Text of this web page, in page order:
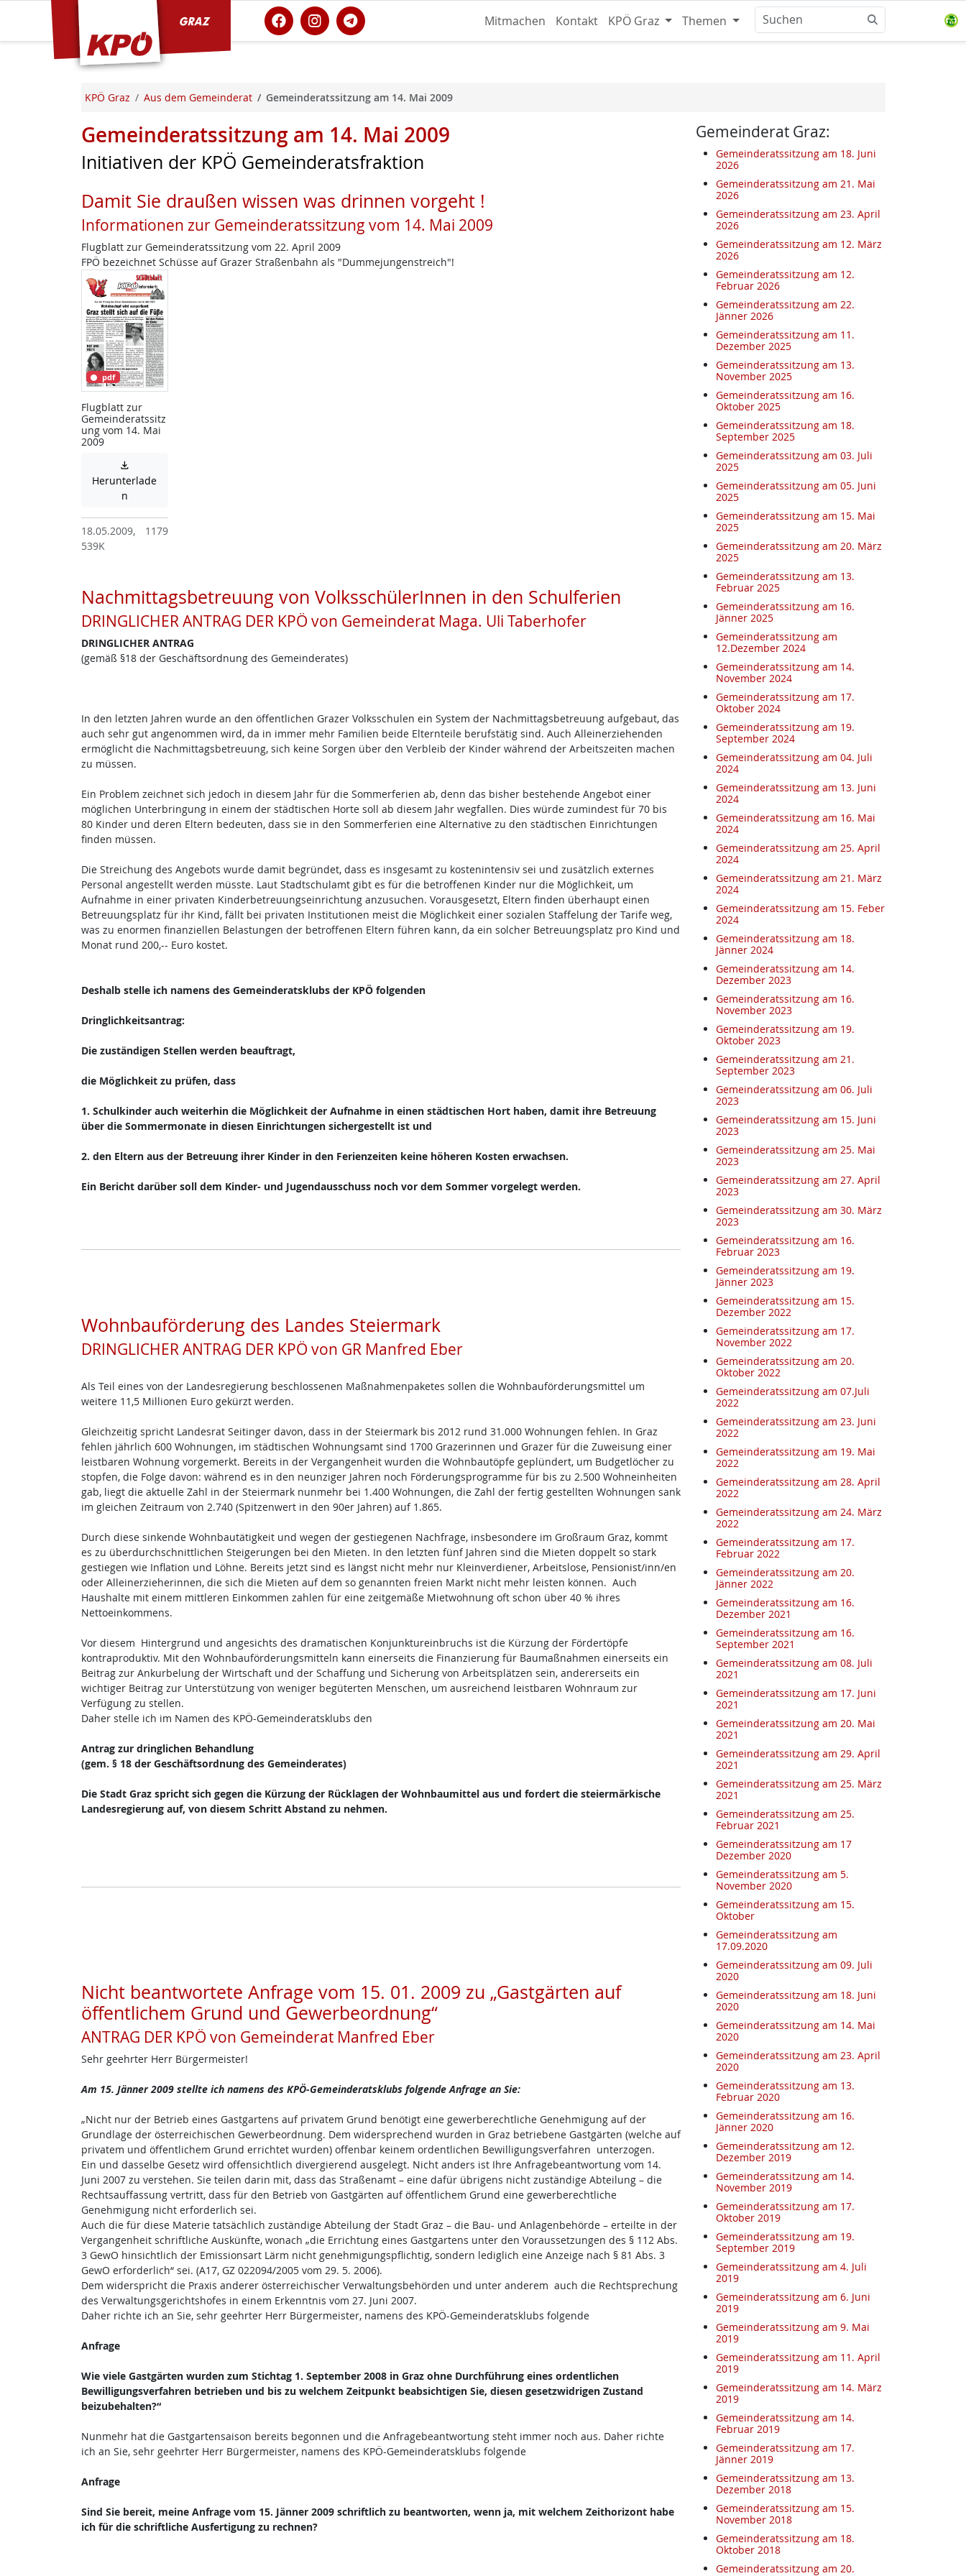
Mitmachen Kontakt KPÖ Graz Themen
KPÖ Graz Aus dem Gemeinderat Gemeinderatssitzung am 14. Mai 2009
Gemeinderatssitzung am 14. Mai 2009
Initiativen der KPÖ Gemeinderatsfraktion
Damit Sie draußen wissen was drinnen vorgeht !
Informationen zur Gemeinderatssitzung vom 14. Mai 2009
Flugblatt zur Gemeinderatssitzung vom 22. April 2009
FPÖ bezeichnet Schüsse auf Grazer Straßenbahn als "Dummejungenstreich"!
pdf
Flugblatt zur
Gemeinderatssitz
ung vom 14. Mai
2009

Herunterlade
nAchtung: Diese Datei enthält unter Umständen nicht barrierefreie Inhalte!
18.05.2009,
539K
1179
Nachmittagsbetreuung von VolksschülerInnen in den Schulferien
DRINGLICHER ANTRAG DER KPÖ von Gemeinderat Maga. Uli Taberhofer
DRINGLICHER ANTRAG
(gemäß §18 der Geschäftsordnung des Gemeinderates)
In den letzten Jahren wurde an den öffentlichen Grazer Volksschulen ein System der Nachmittagsbetreuung aufgebaut, das
auch sehr gut angenommen wird, da in immer mehr Familien beide Elternteile berufstätig sind. Auch Alleinerziehenden
ermöglicht die Nachmittagsbetreuung, sich keine Sorgen über den Verbleib der Kinder während der Arbeitszeiten machen
zu müssen.
Ein Problem zeichnet sich jedoch in diesem Jahr für die Sommerferien ab, denn das bisher bestehende Angebot einer
möglichen Unterbringung in einem der städtischen Horte soll ab diesem Jahr wegfallen. Dies würde zumindest für 70 bis
80 Kinder und deren Eltern bedeuten, dass sie in den Sommerferien eine Alternative zu den städtischen Einrichtungen
finden müssen.
Die Streichung des Angebots wurde damit begründet, dass es insgesamt zu kostenintensiv sei und zusätzlich externes
Personal angestellt werden müsste. Laut Stadtschulamt gibt es für die betroffenen Kinder nur die Möglichkeit, um
Aufnahme in einer privaten Kinderbetreuungseinrichtung anzusuchen. Vorausgesetzt, Eltern finden überhaupt einen
Betreuungsplatz für ihr Kind, fällt bei privaten Institutionen meist die Möglichkeit einer sozialen Staffelung der Tarife weg,
was zu enormen finanziellen Belastungen der betroffenen Eltern führen kann, da ein solcher Betreuungsplatz pro Kind und
Monat rund 200,-- Euro kostet.
Deshalb stelle ich namens des Gemeinderatsklubs der KPÖ folgenden
Dringlichkeitsantrag:
Die zuständigen Stellen werden beauftragt,
die Möglichkeit zu prüfen, dass
1. Schulkinder auch weiterhin die Möglichkeit der Aufnahme in einen städtischen Hort haben, damit ihre Betreuung
über die Sommermonate in diesen Einrichtungen sichergestellt ist und
2. den Eltern aus der Betreuung ihrer Kinder in den Ferienzeiten keine höheren Kosten erwachsen.
Ein Bericht darüber soll dem Kinder- und Jugendausschuss noch vor dem Sommer vorgelegt werden.
Wohnbauförderung des Landes Steiermark
DRINGLICHER ANTRAG DER KPÖ von GR Manfred Eber
Als Teil eines von der Landesregierung beschlossenen Maßnahmenpaketes sollen die Wohnbauförderungsmittel um
weitere 11,5 Millionen Euro gekürzt werden.
Gleichzeitig spricht Landesrat Seitinger davon, dass in der Steiermark bis 2012 rund 31.000 Wohnungen fehlen. In Graz
fehlen jährlich 600 Wohnungen, im städtischen Wohnungsamt sind 1700 Grazerinnen und Grazer für die Zuweisung einer
leistbaren Wohnung vorgemerkt. Bereits in der Vergangenheit wurden die Wohnbautöpfe geplündert, um Budgetlöcher zu
stopfen, die Folge davon: während es in den neunziger Jahren noch Förderungsprogramme für bis zu 2.500 Wohneinheiten
gab, liegt die aktuelle Zahl in der Steiermark nunmehr bei 1.400 Wohnungen, die Zahl der fertig gestellten Wohnungen sank
im gleichen Zeitraum von 2.740 (Spitzenwert in den 90er Jahren) auf 1.865.
Durch diese sinkende Wohnbautätigkeit und wegen der gestiegenen Nachfrage, insbesondere im Großraum Graz, kommt
es zu überdurchschnittlichen Steigerungen bei den Mieten. In den letzten fünf Jahren sind die Mieten doppelt so stark
gestiegen wie Inflation und Löhne. Bereits jetzt sind es längst nicht mehr nur Kleinverdiener, Arbeitslose, Pensionist/inn/en
oder Alleinerzieherinnen, die sich die Mieten auf dem so genannten freien Markt nicht mehr leisten können. Auch
Haushalte mit einem mittleren Einkommen zahlen für eine zeitgemäße Mietwohnung oft schon über 40 % ihres
Nettoeinkommens.
Vor diesem Hintergrund und angesichts des dramatischen Konjunktureinbruchs ist die Kürzung der Fördertöpfe
kontraproduktiv. Mit den Wohnbauförderungsmitteln kann einerseits die Finanzierung für Baumaßnahmen einerseits ein
Beitrag zur Ankurbelung der Wirtschaft und der Schaffung und Sicherung von Arbeitsplätzen sein, andererseits ein
wichtiger Beitrag zur Unterstützung von weniger begüterten Menschen, um ausreichend leistbaren Wohnraum zur
Verfügung zu stellen.
Daher stelle ich im Namen des KPÖ-Gemeinderatsklubs den
Antrag zur dringlichen Behandlung
(gem. § 18 der Geschäftsordnung des Gemeinderates)
Die Stadt Graz spricht sich gegen die Kürzung der Rücklagen der Wohnbaumittel aus und fordert die steiermärkische
Landesregierung auf, von diesem Schritt Abstand zu nehmen.
Nicht beantwortete Anfrage vom 15. 01. 2009 zu „Gastgärten auf
öffentlichem Grund und Gewerbeordnung“
ANTRAG DER KPÖ von Gemeinderat Manfred Eber
Sehr geehrter Herr Bürgermeister!
Am 15. Jänner 2009 stellte ich namens des KPÖ-Gemeinderatsklubs folgende Anfrage an Sie:
„Nicht nur der Betrieb eines Gastgartens auf privatem Grund benötigt eine gewerberechtliche Genehmigung auf der
Grundlage der österreichischen Gewerbeordnung. Dem widersprechend wurden in Graz betriebene Gastgärten (welche auf
privatem und öffentlichem Grund errichtet wurden) offenbar keinem ordentlichen Bewilligungsverfahren unterzogen.
Ein und dasselbe Gesetz wird offensichtlich divergierend ausgelegt. Nicht anders ist Ihre Anfragebeantwortung vom 14.
Juni 2007 zu verstehen. Sie teilen darin mit, dass das Straßenamt – eine dafür übrigens nicht zuständige Abteilung – die
Rechtsauffassung vertritt, dass für den Betrieb von Gastgärten auf öffentlichem Grund eine gewerberechtliche
Genehmigung nicht erforderlich sei.
Auch die für diese Materie tatsächlich zuständige Abteilung der Stadt Graz – die Bau- und Anlagenbehörde – erteilte in der
Vergangenheit schriftliche Auskünfte, wonach „die Errichtung eines Gastgartens unter den Voraussetzungen des § 112 Abs.
3 GewO hinsichtlich der Emissionsart Lärm nicht genehmigungspflichtig, sondern lediglich eine Anzeige nach § 81 Abs. 3
GewO erforderlich“ sei. (A17, GZ 022094/2005 vom 29. 5. 2006).
Dem widerspricht die Praxis anderer österreichischer Verwaltungsbehörden und unter anderem auch die Rechtsprechung
des Verwaltungsgerichtshofes in einem Erkenntnis vom 27. Juni 2007.
Daher richte ich an Sie, sehr geehrter Herr Bürgermeister, namens des KPÖ-Gemeinderatsklubs folgende
Anfrage
Wie viele Gastgärten wurden zum Stichtag 1. September 2008 in Graz ohne Durchführung eines ordentlichen
Bewilligungsverfahren betrieben und bis zu welchem Zeitpunkt beabsichtigen Sie, diesen gesetzwidrigen Zustand
beizubehalten?“
Nunmehr hat die Gastgartensaison bereits begonnen und die Anfragebeantwortung steht immer noch aus. Daher richte
ich an Sie, sehr geehrter Herr Bürgermeister, namens des KPÖ-Gemeinderatsklubs folgende
Anfrage
Sind Sie bereit, meine Anfrage vom 15. Jänner 2009 schriftlich zu beantworten, wenn ja, mit welchem Zeithorizont habe
ich für die schriftliche Ausfertigung zu rechnen?
Gemeinderat Graz:
Gemeinderatssitzung am 18. Juni
2026
Gemeinderatssitzung am 21. Mai
2026
Gemeinderatssitzung am 23. April
2026
Gemeinderatssitzung am 12. März
2026
Gemeinderatssitzung am 12.
Februar 2026
Gemeinderatssitzung am 22.
Jänner 2026
Gemeinderatssitzung am 11.
Dezember 2025
Gemeinderatssitzung am 13.
November 2025
Gemeinderatssitzung am 16.
Oktober 2025
Gemeinderatssitzung am 18.
September 2025
Gemeinderatssitzung am 03. Juli
2025
Gemeinderatssitzung am 05. Juni
2025
Gemeinderatssitzung am 15. Mai
2025
Gemeinderatssitzung am 20. März
2025
Gemeinderatssitzung am 13.
Februar 2025
Gemeinderatssitzung am 16.
Jänner 2025
Gemeinderatssitzung am
12.Dezember 2024
Gemeinderatssitzung am 14.
November 2024
Gemeinderatssitzung am 17.
Oktober 2024
Gemeinderatssitzung am 19.
September 2024
Gemeinderatssitzung am 04. Juli
2024
Gemeinderatssitzung am 13. Juni
2024
Gemeinderatssitzung am 16. Mai
2024
Gemeinderatssitzung am 25. April
2024
Gemeinderatssitzung am 21. März
2024
Gemeinderatssitzung am 15. Feber
2024
Gemeinderatssitzung am 18.
Jänner 2024
Gemeinderatssitzung am 14.
Dezember 2023
Gemeinderatssitzung am 16.
November 2023
Gemeinderatssitzung am 19.
Oktober 2023
Gemeinderatssitzung am 21.
September 2023
Gemeinderatssitzung am 06. Juli
2023
Gemeinderatssitzung am 15. Juni
2023
Gemeinderatssitzung am 25. Mai
2023
Gemeinderatssitzung am 27. April
2023
Gemeinderatssitzung am 30. März
2023
Gemeinderatssitzung am 16.
Februar 2023
Gemeinderatssitzung am 19.
Jänner 2023
Gemeinderatssitzung am 15.
Dezember 2022
Gemeinderatssitzung am 17.
November 2022
Gemeinderatssitzung am 20.
Oktober 2022
Gemeinderatssitzung am 07.Juli
2022
Gemeinderatssitzung am 23. Juni
2022
Gemeinderatssitzung am 19. Mai
2022
Gemeinderatssitzung am 28. April
2022
Gemeinderatssitzung am 24. März
2022
Gemeinderatssitzung am 17.
Februar 2022
Gemeinderatssitzung am 20.
Jänner 2022
Gemeinderatssitzung am 16.
Dezember 2021
Gemeinderatssitzung am 16.
September 2021
Gemeinderatssitzung am 08. Juli
2021
Gemeinderatssitzung am 17. Juni
2021
Gemeinderatssitzung am 20. Mai
2021
Gemeinderatssitzung am 29. April
2021
Gemeinderatssitzung am 25. März
2021
Gemeinderatssitzung am 25.
Februar 2021
Gemeinderatssitzung am 17
Dezember 2020
Gemeinderatssitzung am 5.
November 2020
Gemeinderatssitzung am 15.
Oktober
Gemeinderatssitzung am
17.09.2020
Gemeinderatssitzung am 09. Juli
2020
Gemeinderatssitzung am 18. Juni
2020
Gemeinderatssitzung am 14. Mai
2020
Gemeinderatssitzung am 23. April
2020
Gemeinderatssitzung am 13.
Februar 2020
Gemeinderatssitzung am 16.
Jänner 2020
Gemeinderatssitzung am 12.
Dezember 2019
Gemeinderatssitzung am 14.
November 2019
Gemeinderatssitzung am 17.
Oktober 2019
Gemeinderatssitzung am 19.
September 2019
Gemeinderatssitzung am 4. Juli
2019
Gemeinderatssitzung am 6. Juni
2019
Gemeinderatssitzung am 9. Mai
2019
Gemeinderatssitzung am 11. April
2019
Gemeinderatssitzung am 14. März
2019
Gemeinderatssitzung am 14.
Februar 2019
Gemeinderatssitzung am 17.
Jänner 2019
Gemeinderatssitzung am 13.
Dezember 2018
Gemeinderatssitzung am 15.
November 2018
Gemeinderatssitzung am 18.
Oktober 2018
Gemeinderatssitzung am 20.